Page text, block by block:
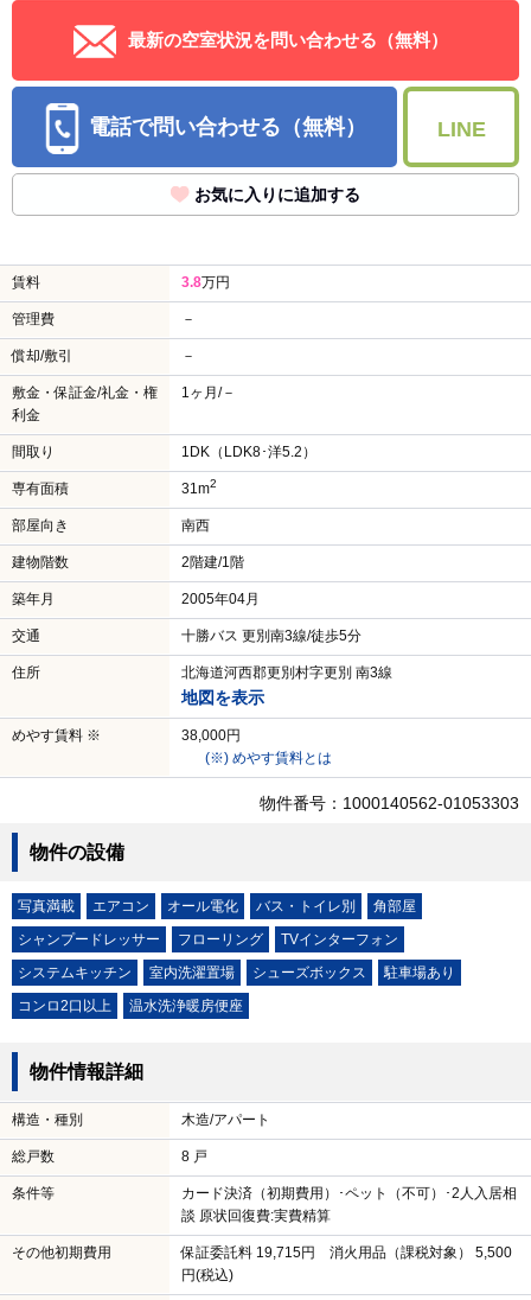
最新の空室状況を問い合わせる（無料）
電話で問い合わせる（無料） LINE
お気に入りに追加する
賃料 3.8万円
管理費 －
償却/敷引 －
敷金・保証金/礼金・権
利金
1ヶ月/－
間取り 1DK（LDK8･洋5.2）
専有面積 31m2
部屋向き 南西
建物階数 2階建/1階
築年月 2005年04月
交通 十勝バス 更別南3線/徒歩5分
住所 北海道河西郡更別村字更別 南3線
地図を表示
めやす賃料 ※
38,000円
(※) めやす賃料とは
物件番号：1000140562-01053303
物件の設備
写真満載 エアコン オール電化 バス・トイレ別
角部屋
シャンプードレッサー
フローリング
TVインターフォン
システムキッチン
室内洗濯置場 シューズボックス
駐車場あり
コンロ2口以上
温水洗浄暖房便座
物件情報詳細
構造・種別 木造/アパート
総戸数 8 戸
条件等
カード決済（初期費用）･ペット（不可）･2人入居相
談 原状回復費:実費精算
その他初期費用
保証委託料 19,715円 消火用品（課税対象） 5,500
円(税込)